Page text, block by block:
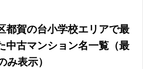
都賀の台小学校エリアで最
中古マンション名一覧（最
み表示）